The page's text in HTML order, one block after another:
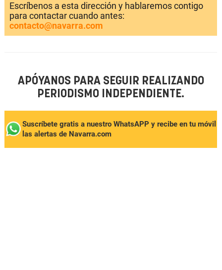
Escríbenos a esta dirección y hablaremos contigo
para contactar cuando antes:
contacto@navarra.com
APÓYANOS PARA SEGUIR REALIZANDO
PERIODISMO INDEPENDIENTE.
Suscríbete gratis a nuestro WhatsAPP y recibe en tu móvil
las alertas de Navarra.com